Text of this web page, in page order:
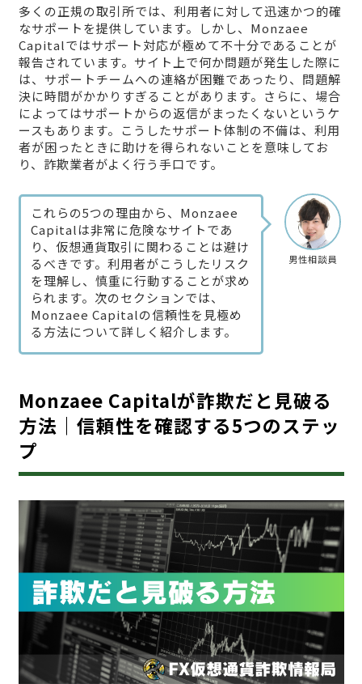
多くの正規の取引所では、利用者に対して迅速かつ的確
なサポートを提供しています。しかし、Monzaee
Capitalではサポート対応が極めて不十分であることが
報告されています。サイト上で何か問題が発生した際に
は、サポートチームへの連絡が困難であったり、問題解
決に時間がかかりすぎることがあります。さらに、場合
によってはサポートからの返信がまったくないというケ
ースもあります。こうしたサポート体制の不備は、利用
者が困ったときに助けを得られないことを意味してお
り、詐欺業者がよく行う手口です。
男性相談員
これらの5つの理由から、Monzaee
Capitalは非常に危険なサイトであ
り、仮想通貨取引に関わることは避け
るべきです。利用者がこうしたリスク
を理解し、慎重に行動することが求め
られます。次のセクションでは、
Monzaee Capitalの信頼性を見極め
る方法について詳しく紹介します。
Monzaee Capitalが詐欺だと見破る
方法｜信頼性を確認する5つのステッ
プ